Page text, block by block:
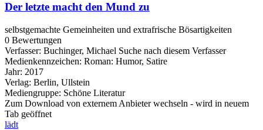
Der letzte macht den Mund zu
selbstgemachte Gemeinheiten und extrafrische Bösartigkeiten
0 Bewertungen
Verfasser: Buchinger, Michael Suche nach diesem Verfasser
Medienkennzeichen: Roman: Humor, Satire
Jahr: 2017
Verlag: Berlin, Ullstein
Mediengruppe: Schöne Literatur
Zum Download von externem Anbieter wechseln - wird in neuem
Tab geöffnet
lädt